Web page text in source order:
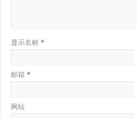
显示名称*
邮箱*
网站